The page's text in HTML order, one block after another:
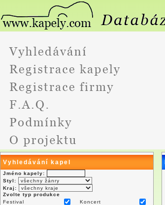
Vyhledávání kapel
Jméno kapely:
Styl:
Kraj:
Zvolte typ produkce
Festival
Koncert